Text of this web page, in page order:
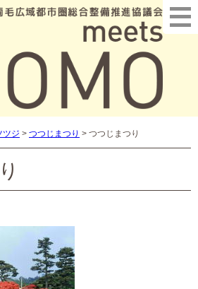
ツジ > つつじまつり > つつじまつり